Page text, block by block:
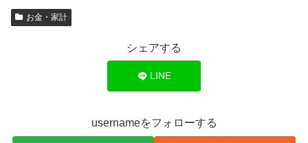
お金・家計
シェアする
LINE
usernameをフォローする